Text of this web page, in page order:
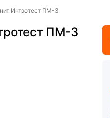
Интротест ПМ-3
ПМ-3